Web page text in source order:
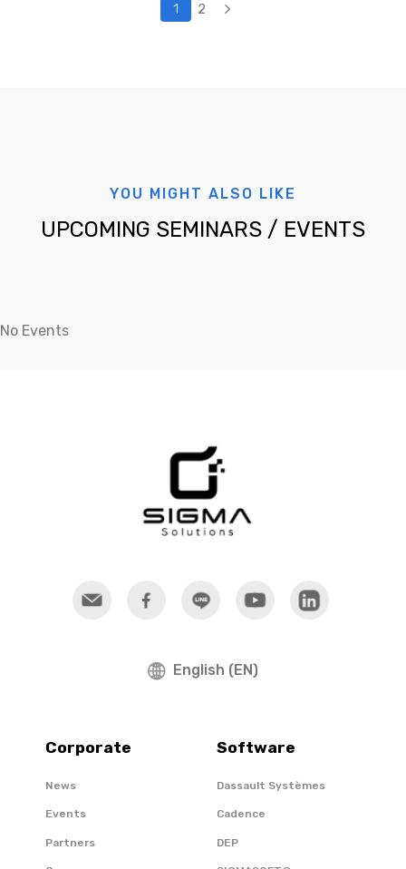
1 2
YOU MIGHT ALSO LIKE
UPCOMING SEMINARS / EVENTS
No Events
English (EN)
Corporate
News
Events
Partners
Software
Dassault Systèmes
Cadence
DEP